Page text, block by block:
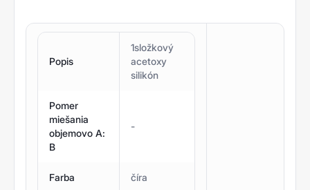
Popis
1složkový
acetoxy
silikón
Pomer
miešania
objemovo A:
B
-
Farba číra